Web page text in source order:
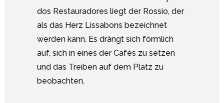
dos Restauradores liegt der Rossio, der
als das Herz Lissabons bezeichnet
werden kann. Es drängt sich förmlich
auf, sich in eines der Cafés zu setzen
und das Treiben auf dem Platz zu
beobachten.